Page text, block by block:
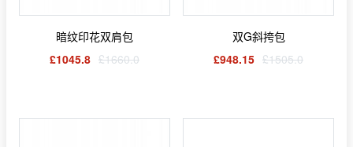
暗纹印花双肩包
£1045.8 £1660.0
双G斜挎包
£948.15 £1505.0